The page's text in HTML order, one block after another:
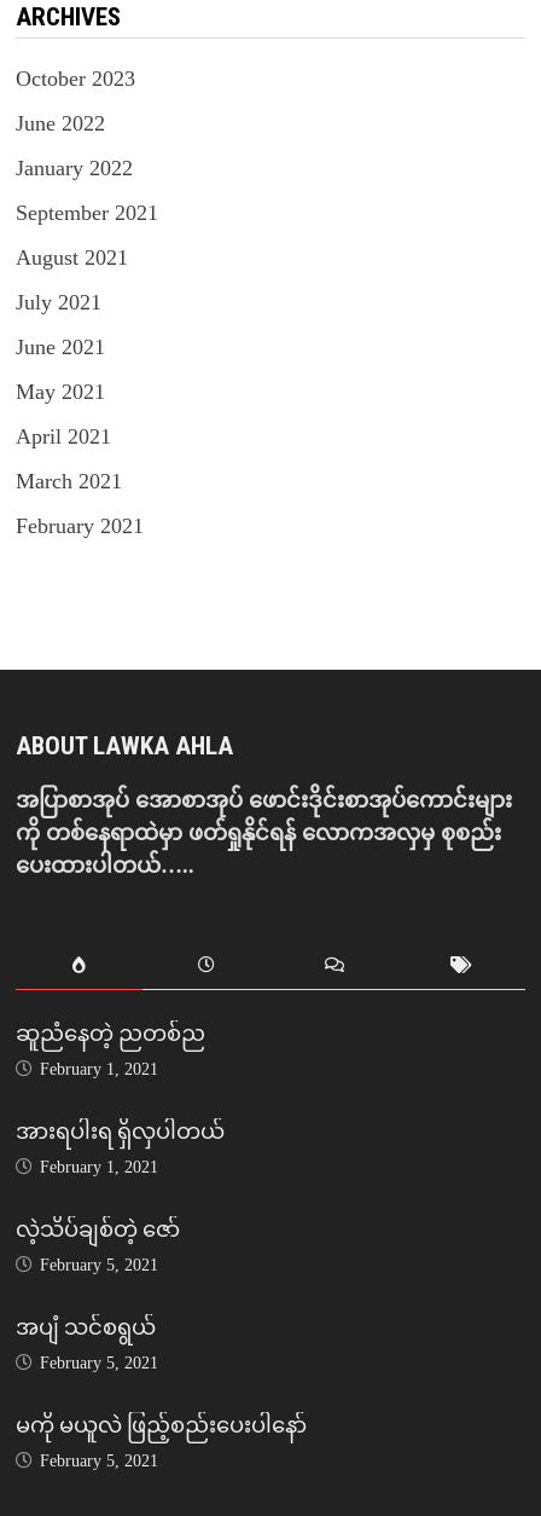
ARCHIVES
October 2023
June 2022
January 2022
September 2021
August 2021
July 2021
June 2021
May 2021
April 2021
March 2021
February 2021
ABOUT LAWKA AHLA
အပြာစာအုပ် အောစာအုပ် ဖောင်းဒိုင်းစာအုပ်ကောင်းများ
ကို တစ်နေရာထဲမှာ ဖတ်ရှုနိုင်ရန် လောကအလှမှ စုစည်း
ပေးထားပါတယ်…..
ဆူညံနေတဲ့ ညတစ်ည
February 1, 2021
အားရပါးရ ရှိလှပါတယ်
February 1, 2021
လဲ့သိပ်ချစ်တဲ့ ဇော်
February 5, 2021
အပျံ သင်စရွယ်
February 5, 2021
မကို မယူလဲ ဖြည့်စည်းပေးပါနော်
February 5, 2021